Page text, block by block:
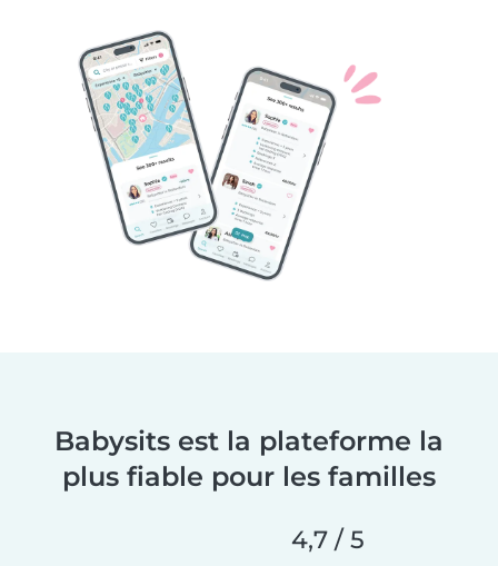
Babysits est la plateforme la
plus fiable pour les familles
4,7 / 5